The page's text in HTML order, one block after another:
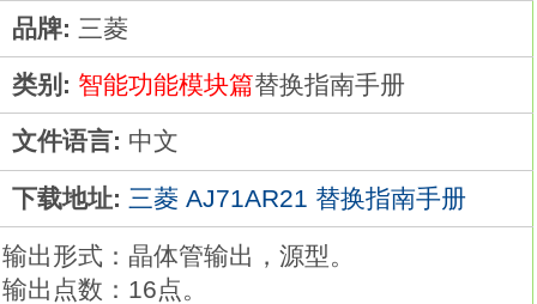
品牌: 三菱
类别: 智能功能模块篇替换指南手册
文件语言: 中文
下载地址: 三菱 AJ71AR21 替换指南手册
输出形式：晶体管输出，源型。
输出点数：16点。